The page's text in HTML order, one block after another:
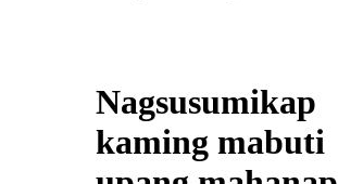
Nagsusumikap
kaming mabuti